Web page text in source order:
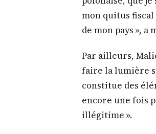
mon quitus
de mon pays »,
Par ailleurs,
faire la lumière
constitue des
encore une fois
illégitime ».